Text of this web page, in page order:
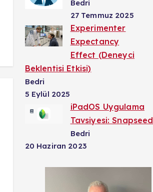
Bedri
27 Temmuz 2025
Experimenter
Expectancy
Effect (Deneyci
Beklentisi Etkisi)
Bedri
5 Eylül 2025
iPadOS Uygulama
Tavsiyesi: Snapseed
Bedri
20 Haziran 2023